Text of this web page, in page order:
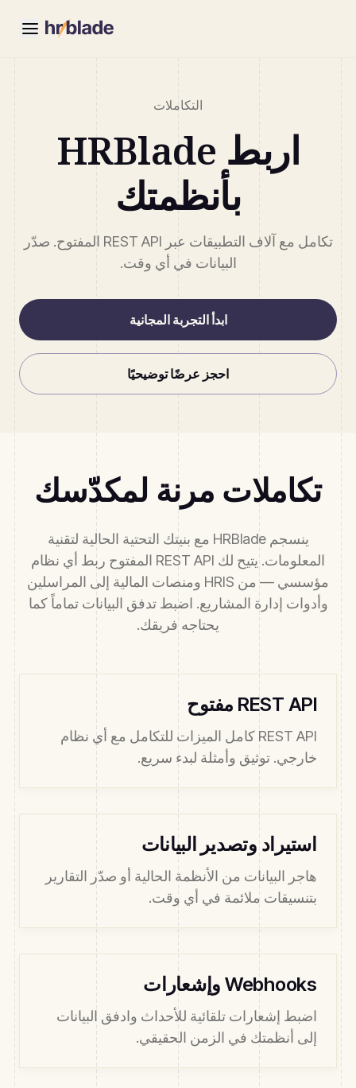
التكاملات
اربط HRBlade
بأنظمتك
تكامل مع آلاف التطبيقات عبر REST API المفتوح. صدّر
البيانات في أي وقت.
ابدأ التجربة المجانية
احجز عرضًا توضيحيًا
تكاملات مرنة لمكدّسك
ينسجم HRBlade مع بنيتك التحتية الحالية لتقنية
المعلومات. يتيح لك REST API المفتوح ربط أي نظام
مؤسسي — من HRIS ومنصات المالية إلى المراسلين
وأدوات إدارة المشاريع. اضبط تدفق البيانات تماماً كما
يحتاجه فريقك.
REST API مفتوح
REST API كامل الميزات للتكامل مع أي نظام
خارجي. توثيق وأمثلة لبدء سريع.
استيراد وتصدير البيانات
هاجر البيانات من الأنظمة الحالية أو صدّر التقارير
بتنسيقات ملائمة في أي وقت.
Webhooks وإشعارات
اضبط إشعارات تلقائية للأحداث وادفق البيانات
إلى أنظمتك في الزمن الحقيقي.